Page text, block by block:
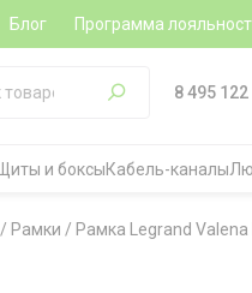
Блог Программа
8 495 122
Щиты и боксыКабель-каналы
/ Рамки / Рамка Legrand Valena